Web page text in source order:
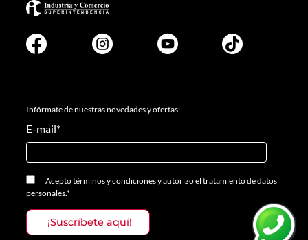
Infórmate de nuestras novedades y ofertas:
E-mail*
Aceptotérminos y condicionesyautorizo el tratamiento de datos
personales.*